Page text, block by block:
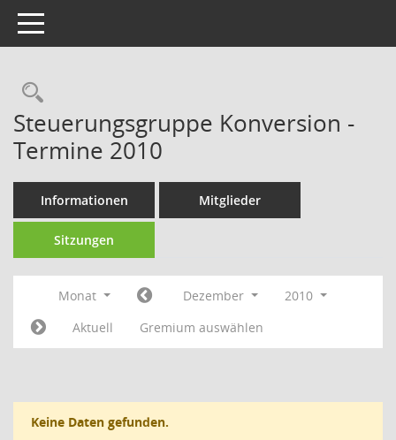
Toggle navigation
Rechercheauswahl
Steuerungsgruppe Konversion -
Termine 2010
Informationen Mitglieder
Sitzungen
Monat Dezember
2010
Aktuell
Gremium auswählen
Keine Daten gefunden.